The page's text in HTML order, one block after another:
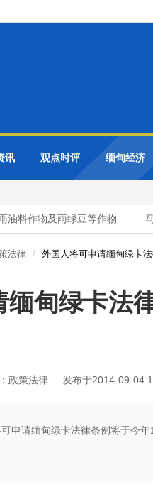
讯 观点时评 缅甸经济
料作物及雨绿豆等作物
法律 外国人将可申请缅甸绿卡
甸绿卡法
政策法律 发布于2014-09-04
申请缅甸绿卡法律条例将于今